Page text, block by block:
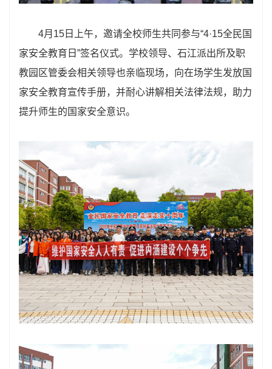
4月15日上午，邀请全校师生共同参与“4·15全民国
家安全教育日”签名仪式。学校领导、石江派出所及职
教园区管委会相关领导也亲临现场，向在场学生发放国
家安全教育宣传手册，并耐心讲解相关法律法规，助力
提升师生的国家安全意识。